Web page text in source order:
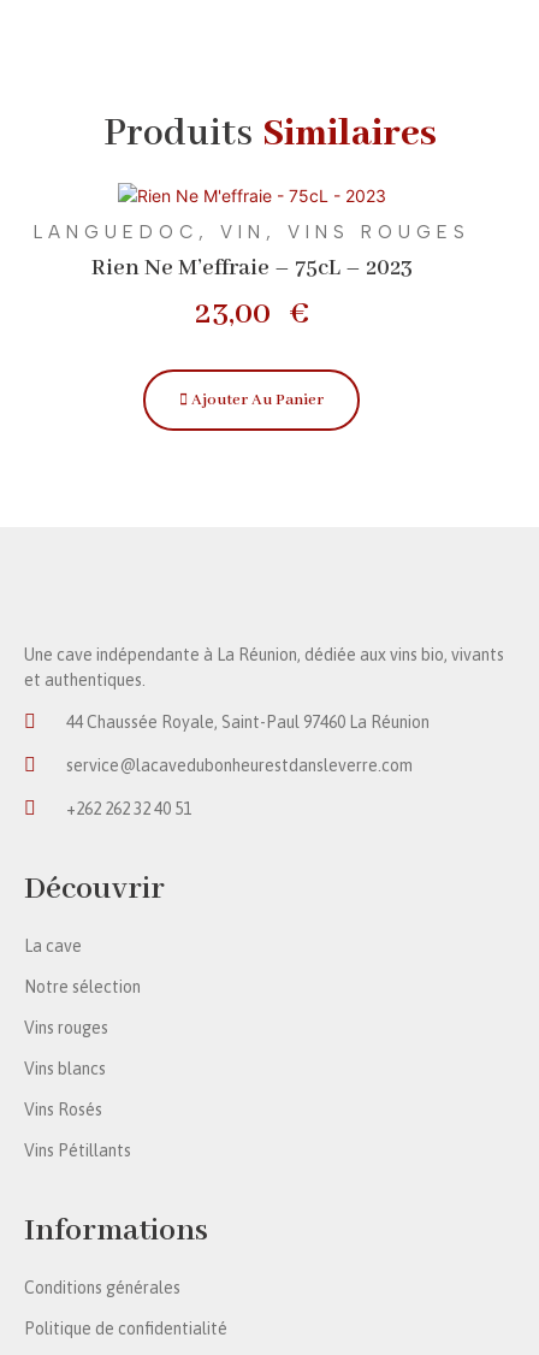
Produits Similaires
LANGUEDOC , VIN , VINS ROUGES
Rien Ne M’effraie – 75cL – 2023
23,00 €
Ajouter Au Panier
Une cave indépendante à La Réunion, dédiée aux vins bio, vivants
et authentiques.
44 Chaussée Royale, Saint-Paul 97460 La Réunion
service@lacavedubonheurestdansleverre.com
+262 262 32 40 51
Découvrir
La cave
Notre sélection
Vins rouges
Vins blancs
Vins Rosés
Vins Pétillants
Informations
Conditions générales
Politique de confidentialité